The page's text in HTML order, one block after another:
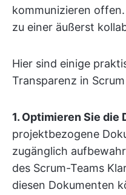
kommunizieren
zu einer äußerst
Hier sind einige
Transparenz in
1. Optimieren Sie die
projektbezogene
zugänglich
des Scrum-Teams
diesen Dokumenten